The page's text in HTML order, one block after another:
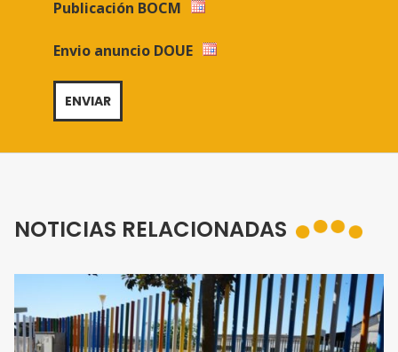
Publicación BOCM
Envio anuncio DOUE
NOTICIAS RELACIONADAS